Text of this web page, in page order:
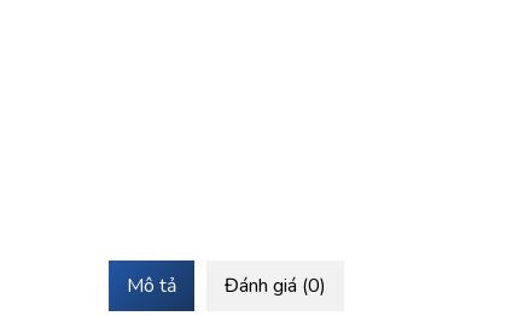
Mô tả Đánh giá (0)